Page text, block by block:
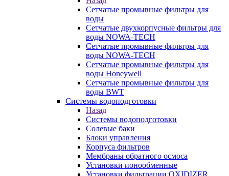
Сетчатые промывные фильтры для
воды
Сетчатые двухкорпусные фильтры для
воды NOWA-TECH
Сетчатые промывные фильтры для
воды NOWA-TECH
Сетчатые промывные фильтры для
воды Honeywell
Сетчатые промывные фильтры для
воды BWT
Системы водоподготовки
Назад
Системы водоподготовки
Солевые баки
Блоки управления
Корпуса фильтров
Мембраны обратного осмоса
Установки ионообменные
Установки фильтрации OXIDIZER